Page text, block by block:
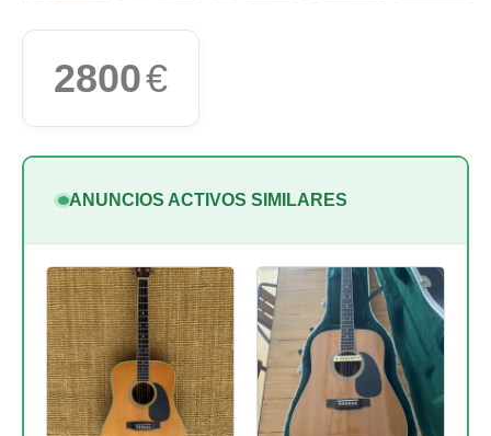
2800€
ANUNCIOS ACTIVOS SIMILARES